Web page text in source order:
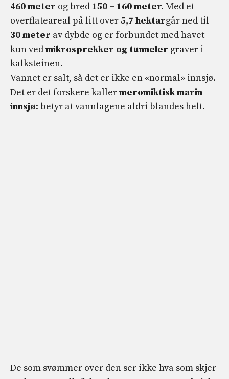
460 meter og bred 150 – 160 meter. Med et
overflateareal på litt over5,7 hektargår ned til
30 meter av dybde og er forbundet med havet
kun vedmikrosprekker og tunneler graver i
kalksteinen.
Vannet er salt, så det er ikke en «normal» innsjø.
Det er det forskere kallermeromiktisk marin
innsjø: betyr at vannlagene aldri blandes helt.
De som svømmer over den ser ikke hva som skjer